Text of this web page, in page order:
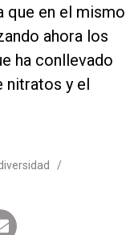
que en el mismo
ahora los
ha conllevado
nitratos y el
/